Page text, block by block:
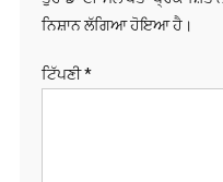
ਨਿਸ਼ਾਨ ਲੱਗਿਆ ਹੋਇਆ ਹੈ।
ਟਿੱਪਣੀ*